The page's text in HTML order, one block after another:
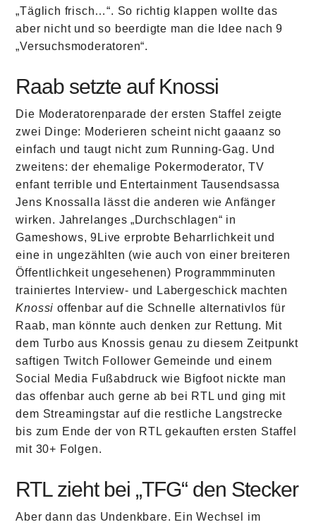
„Täglich frisch…“. So richtig klappen wollte das
aber nicht und so beerdigte man die Idee nach 9
„Versuchsmoderatoren“.
Raab setzte auf Knossi
Die Moderatorenparade der ersten Staffel zeigte
zwei Dinge: Moderieren scheint nicht gaaanz so
einfach und taugt nicht zum Running-Gag. Und
zweitens: der ehemalige Pokermoderator, TV
enfant terrible und Entertainment Tausendsassa
Jens Knossalla lässt die anderen wie Anfänger
wirken. Jahrelanges „Durchschlagen“ in
Gameshows, 9Live erprobte Beharrlichkeit und
eine in ungezählten (wie auch von einer breiteren
Öffentlichkeit ungesehenen) Programmminuten
trainiertes Interview- und Labergeschick machten
Knossi offenbar auf die Schnelle alternativlos für
Raab, man könnte auch denken zur Rettung. Mit
dem Turbo aus Knossis genau zu diesem Zeitpunkt
saftigen Twitch Follower Gemeinde und einem
Social Media Fußabdruck wie Bigfoot nickte man
das offenbar auch gerne ab bei RTL und ging mit
dem Streamingstar auf die restliche Langstrecke
bis zum Ende der von RTL gekauften ersten Staffel
mit 30+ Folgen.
RTL zieht bei „TFG“ den Stecker
Aber dann das Undenkbare. Ein Wechsel im